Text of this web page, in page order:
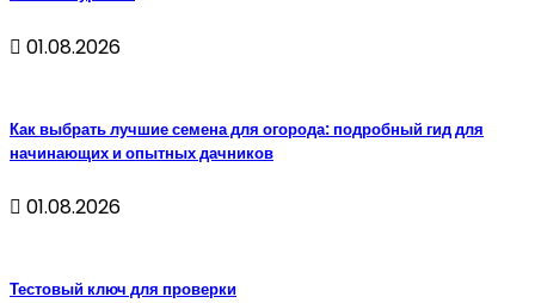
01.08.2026
Как выбрать лучшие семена для огорода: подробный гид для
начинающих и опытных дачников
01.08.2026
Тестовый ключ для проверки